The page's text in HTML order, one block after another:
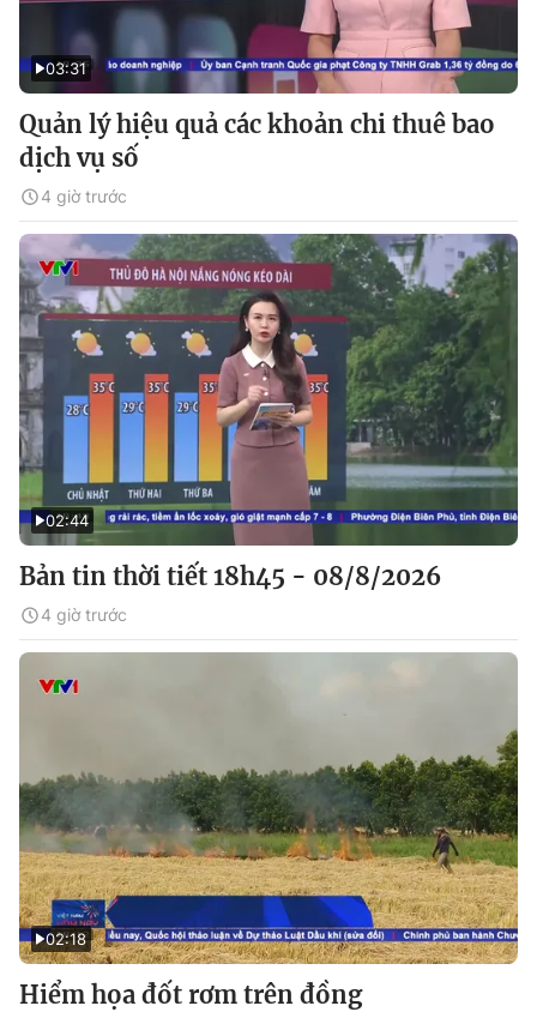
03:31
Quản lý hiệu quả các khoản chi thuê bao
dịch vụ số
4 giờ trước
02:44
Bản tin thời tiết 18h45 - 08/8/2026
4 giờ trước
02:18
Hiểm họa đốt rơm trên đồng